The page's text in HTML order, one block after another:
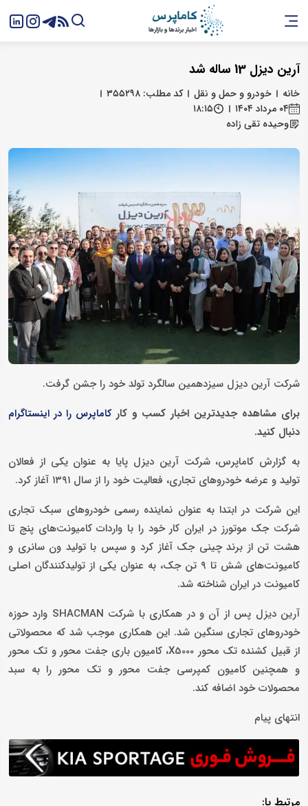
آرین دیزل 13 ساله شد
خانه خودرو و حمل و نقل
کد مطلب: ۳۵۵۲۹۸
۰۴ مرداد ۱۴۰۴
۱۸:۱۵
وحیده تقی زاده
شرکت آرین دیزل سیزدهمین سالگرد تولد خود را جشن گرفت.
برای مشاهده جدیدترین اخبار کسب و کارکاماپرس را در اینستاگرام
دنبال کنید.
به گزارش کاماپرس، شرکت آرین دیزل پایا به عنوان یکی از فعالان
تولید و عرضه خودروهای تجاری، فعالیت خود را از سال ۱۳۹۱ آغاز کرد.
این شرکت در ابتدا به عنوان نماینده رسمی خودروهای سبک تجاری
شرکت جک موتورز در ایران کار خود را با واردات کامیونت‌های پنج تا
هشت تن از برند چینی جک آغاز کرد و سپس با تولید ون سانری و
کامیونت‌های شش تا ۹ تن جک، به عنوان یکی از تولیدکنندگان اصلی
کامیونت در ایران شناخته شد.
آرین دیزل پس از آن و در همکاری با شرکت SHACMAN وارد حوزه
خودروهای تجاری سنگین شد. این همکاری موجب شد که محصولاتی
از قبیل کشنده تک محور X5000، کامیون باری جفت محور و تک محور
و همچنین کامیون کمپرسی جفت محور و تک محور را به سبد
محصولات خود اضافه کند.
انتهای پیام
مرتبط با: